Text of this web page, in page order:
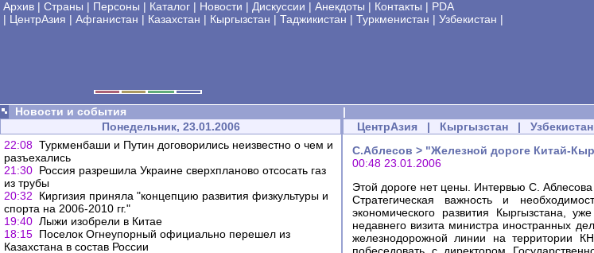
Архив | Страны | Персоны | Каталог | Новости | Дискуссии | Анекдоты | Контакты | PDA
| ЦентрАзия | Афганистан | Казахстан | Кыргызстан | Таджикистан | Туркменистан | Узбекистан |
Новости и события
|
Понедельник, 23.01.2006
22:08 Туркменбаши и Путин договорились неизвестно о чем и
разъехались
21:30 Россия разрешила Украине сверхпланово отсосать газ
из трубы
20:32
Киргизия приняла "концепцию развития физкультуры и
спорта на 2006-2010 гг."
19:40 Лыжи изобрели в Китае
18:15 Поселок Огнеупорный официально перешел из
Казахстана в состав России
ЦентрАзия | Кыргызстан | Узбекистан
С.Аблесов > "Железной дороге Китай-
00:48 23.01.2006
Этой дороге нет цены. Интервью С. Аблесова
Стратегическая важность и
экономического развития Кыргызстана,
недавнего визита министра иностранных
железнодорожной линии на территории